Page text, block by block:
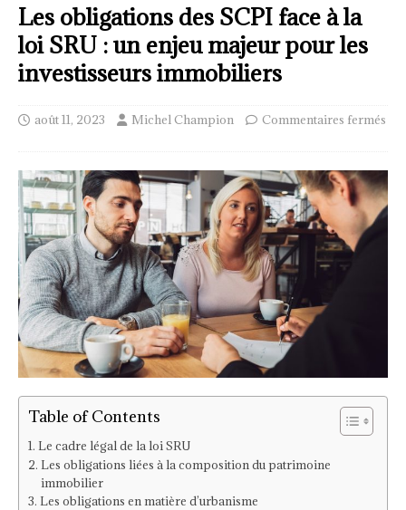
Les obligations des SCPI face à la
loi SRU : un enjeu majeur pour les
investisseurs immobiliers
août 11, 2023 Michel Champion Commentaires fermés
Table of Contents
Le cadre légal de la loi SRU
Les obligations liées à la composition du patrimoine
immobilier
Les obligations en matière d’urbanisme